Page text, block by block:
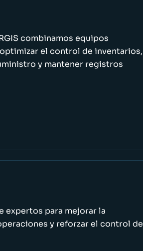
combinamos equipos
el control de inventarios,
y mantener registros
expertos para mejorar la
y reforzar el control de